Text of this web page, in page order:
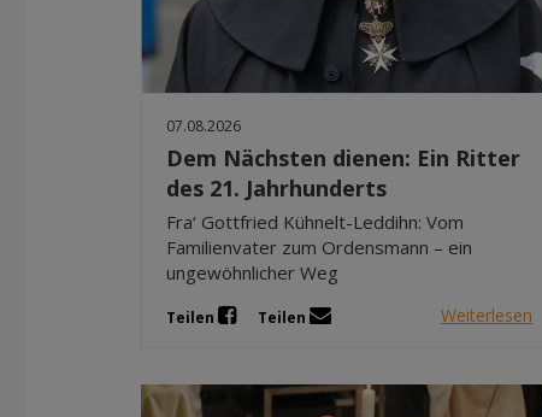
07.08.2026
Dem Nächsten dienen: Ein Ritter
des 21. Jahrhunderts
Fra‘ Gottfried Kühnelt-Leddihn: Vom
Familienvater zum Ordensmann – ein
ungewöhnlicher Weg
Teilen Teilen Weiterlesen